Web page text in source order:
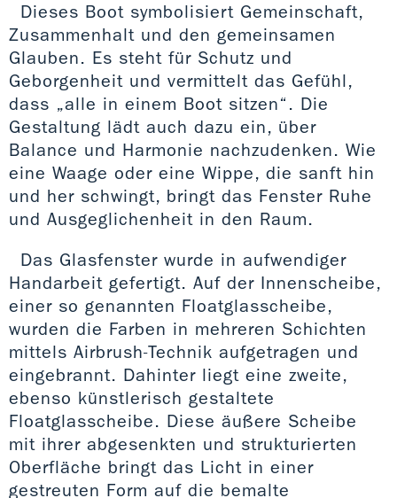
Dieses Boot symbolisiert Gemeinschaft,
Zusammenhalt und den gemeinsamen
Glauben. Es steht für Schutz und
Geborgenheit und vermittelt das Gefühl,
dass „alle in einem Boot sitzen“. Die
Gestaltung lädt auch dazu ein, über
Balance und Harmonie nachzudenken. Wie
eine Waage oder eine Wippe, die sanft hin
und her schwingt, bringt das Fenster Ruhe
und Ausgeglichenheit in den Raum.
Das Glasfenster wurde in aufwendiger
Handarbeit gefertigt. Auf der Innenscheibe,
einer so genannten Floatglasscheibe,
wurden die Farben in mehreren Schichten
mittels Airbrush-Technik aufgetragen und
eingebrannt. Dahinter liegt eine zweite,
ebenso künstlerisch gestaltete
Floatglasscheibe. Diese äußere Scheibe
mit ihrer abgesenkten und strukturierten
Oberfläche bringt das Licht in einer
gestreuten Form auf die bemalte